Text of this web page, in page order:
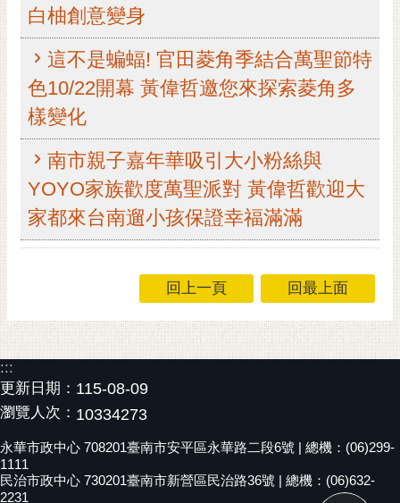
導
覽
RSS
子
報
箱
日
本
語
隱
白柚創意變身
這不是蝙蝠! 官田菱角季結合萬聖節特
色10/22開幕 黃偉哲邀您來探索菱角多
樣變化
南市親子嘉年華吸引大小粉絲與
YOYO家族歡度萬聖派對 黃偉哲歡迎大
家都來台南遛小孩保證幸福滿滿
回上一頁 回最上面
:::
更新日期： 115-08-09
瀏覽人次： 10334273
永華市政中心 708201臺南市安平區永華路二段6號 | 總機：(06)299-
1111
民治市政中心 730201臺南市新營區民治路36號 | 總機：(06)632-
2231